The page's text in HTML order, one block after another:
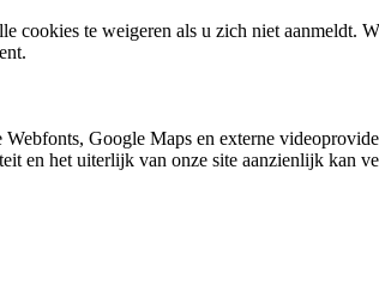
cookies te weigeren als u zich niet
Google Maps en externe
en het uiterlijk van onze site aanzienlijk kan